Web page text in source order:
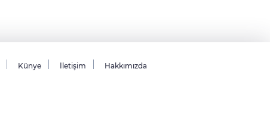
Künye İletişim Hakkımızda